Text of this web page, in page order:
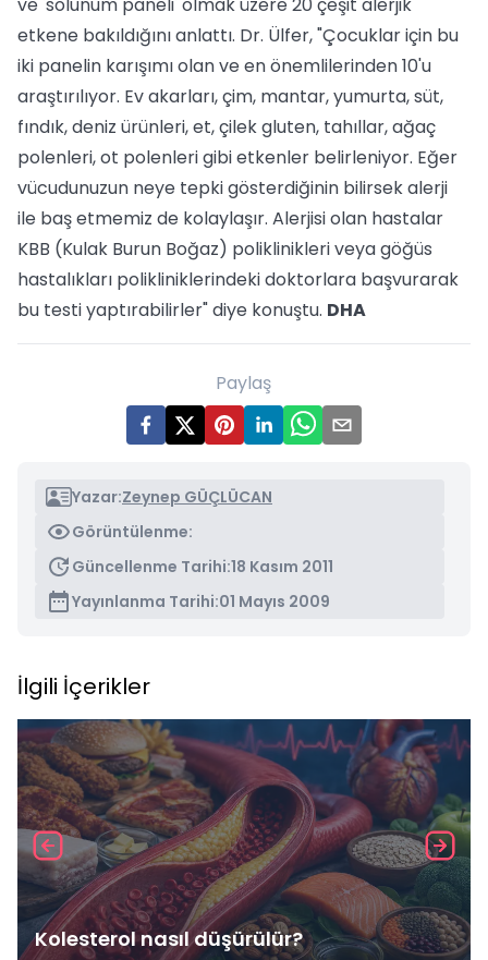
etkene bakıldığını anlattı. Dr. Ülfer, "Çocuklar için bu
iki panelin karışımı olan ve en önemlilerinden 10'u
araştırılıyor. Ev akarları, çim, mantar, yumurta, süt,
fındık, deniz ürünleri, et, çilek gluten, tahıllar, ağaç
polenleri, ot polenleri gibi etkenler belirleniyor. Eğer
vücudunuzun neye tepki gösterdiğinin bilirsek alerji
ile baş etmemiz de kolaylaşır. Alerjisi olan hastalar
KBB (Kulak Burun Boğaz) poliklinikleri veya göğüs
hastalıkları polikliniklerindeki doktorlara başvurarak
bu testi yaptırabilirler" diye konuştu. DHA
Paylaş
Yazar:Zeynep GÜÇLÜCAN
Görüntülenme:
Güncellenme Tarihi:18 Kasım 2011
Yayınlanma Tarihi:01 Mayıs 2009
İlgili İçerikler
Kolesterol nasıl düşürülür?